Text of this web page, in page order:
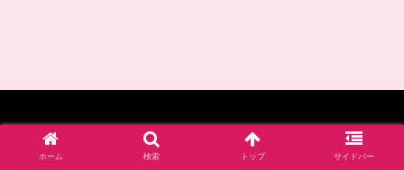
© 2017-2026 四谷学院保育士試験対策講座_公式ブログ.
ホーム 検索 トップ サイドバー